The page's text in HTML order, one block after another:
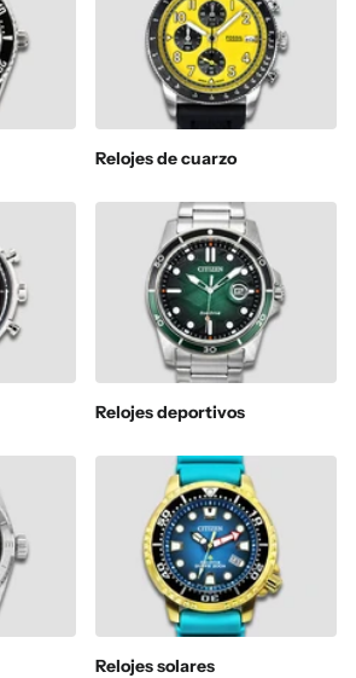
Relojes de cuarzo
Relojes deportivos
Relojes solares